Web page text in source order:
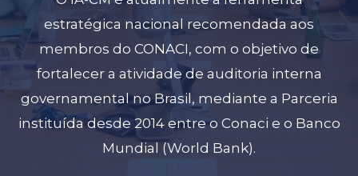
estratégica nacional recomendada aos
membros do CONACI, com o objetivo de
fortalecer a atividade de auditoria interna
governamental no Brasil, mediante a Parceria
instituída desde 2014 entre o Conaci e o Banco
Mundial (World Bank).